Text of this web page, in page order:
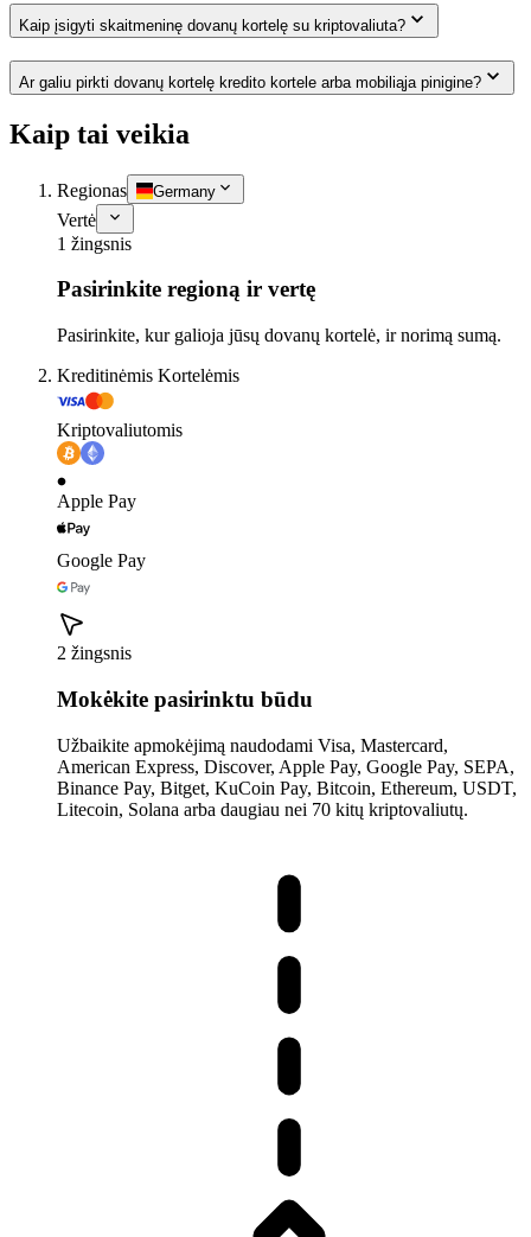
Kaip įsigyti skaitmeninę dovanų kortelę su kriptovaliuta?
Ar galiu pirkti dovanų kortelę kredito kortele arba mobiliąja pinigine?
Kaip tai veikia
Regionas Germany
Vertė
1 žingsnis
Pasirinkite regioną ir vertę
Pasirinkite, kur galioja jūsų dovanų kortelė, ir norimą sumą.
Kreditinėmis Kortelėmis
Kriptovaliutomis
Apple Pay
Google Pay
2 žingsnis
Mokėkite pasirinktu būdu
Užbaikite apmokėjimą naudodami Visa, Mastercard,
American Express, Discover, Apple Pay, Google Pay, SEPA,
Binance Pay, Bitget, KuCoin Pay, Bitcoin, Ethereum, USDT,
Litecoin, Solana arba daugiau nei 70 kitų kriptovaliutų.